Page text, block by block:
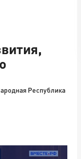
Республика